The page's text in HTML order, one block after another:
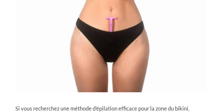
Si vous recherchez une méthode d’épilation efficace pour la zone du bikini,